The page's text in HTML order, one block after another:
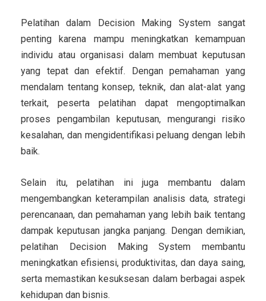
Pelatihan dalam Decision Making System sangat
penting karena mampu meningkatkan kemampuan
individu atau organisasi dalam membuat keputusan
yang tepat dan efektif. Dengan pemahaman yang
mendalam tentang konsep, teknik, dan alat-alat yang
terkait, peserta pelatihan dapat mengoptimalkan
proses pengambilan keputusan, mengurangi risiko
kesalahan, dan mengidentifikasi peluang dengan lebih
baik.
Selain itu, pelatihan ini juga membantu dalam
mengembangkan keterampilan analisis data, strategi
perencanaan, dan pemahaman yang lebih baik tentang
dampak keputusan jangka panjang. Dengan demikian,
pelatihan Decision Making System membantu
meningkatkan efisiensi, produktivitas, dan daya saing,
serta memastikan kesuksesan dalam berbagai aspek
kehidupan dan bisnis.